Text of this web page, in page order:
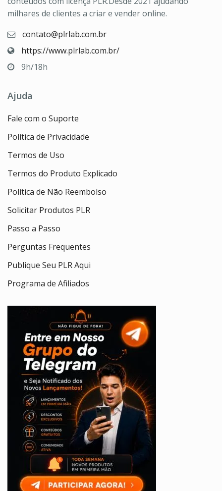
milhares de clientes a criar e vender online.
contato@plrlab.com.br
https://www.plrlab.com.br/
9h/18h
Ajuda
Fale com o Suporte
Política de Privacidade
Termos de Uso
Termos do Produto Explicado
Política de Não Reembolso
Solicitar Produtos PLR
Passo a Passo
Perguntas Frequentes
Publique Seu PLR Aqui
Programa de Afiliados